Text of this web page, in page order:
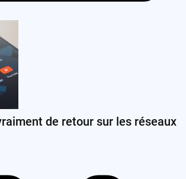
de retour sur les réseaux